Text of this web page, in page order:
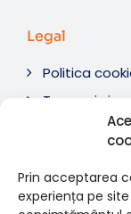
Prin acceptarea
experiența pe
Legal
Politica
Termeni si
Soluționare